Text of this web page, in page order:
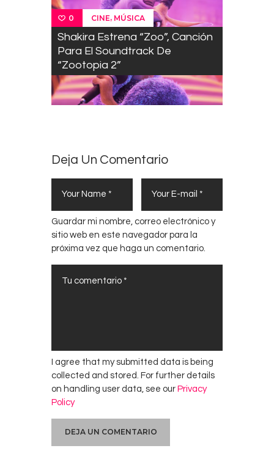
0 CINE, MÚSICA
Shakira Estrena “Zoo”, Canción
Para El Soundtrack De
“Zootopia 2”
Deja Un Comentario
Guardar mi nombre, correo electrónico y
sitio web en este navegador para la
próxima vez que haga un comentario.
I agree that my submitted data is being
collected and stored. For further details
on handling user data, see our Privacy
Policy